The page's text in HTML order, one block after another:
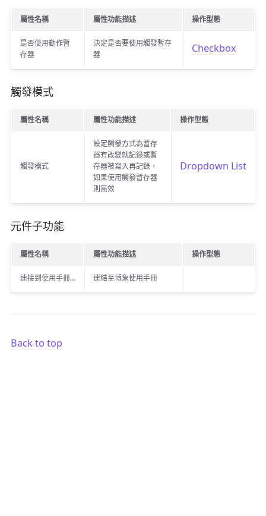
屬性名稱 屬性功能描述 操作型態
是否使用動作暫
存器
決定是否要使用觸發暫存
器
Checkbox
觸發模式
屬性名稱 屬性功能描述 操作型態
觸發模式
設定觸發方式為暫存
器有改變就記錄或暫
存器被寫入再記錄，
如果使用觸發暫存器
則無效
Dropdown List
元件子功能
屬性名稱 屬性功能描述 操作型態
連接到使用手冊… 連結至博象使用手冊
Back to top